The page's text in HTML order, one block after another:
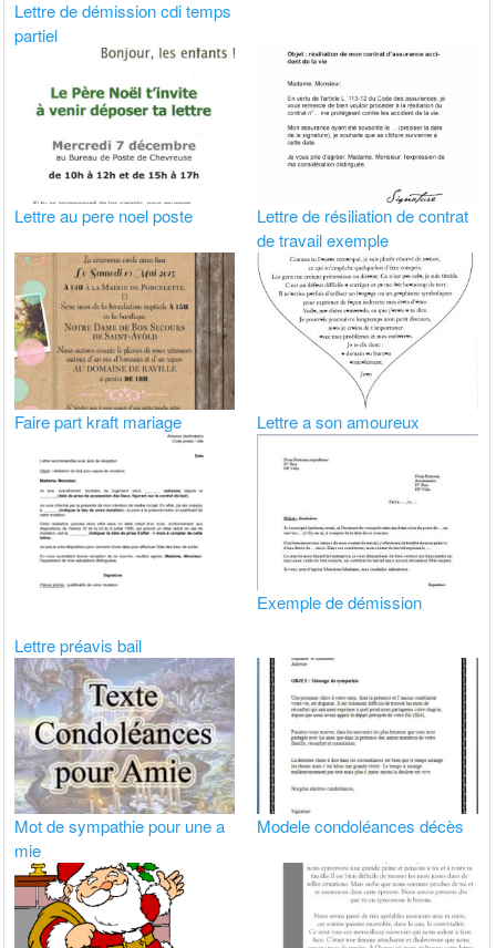
Lettre de démission cdi temps
partiel
Lettre au pere noel poste
Lettre de résiliation de contrat
de travail exemple
Faire part kraft mariage Lettre a son amoureux
Lettre préavis bail
Exemple de démission
Mot de sympathie pour une a
mie
Modele condoléances décès